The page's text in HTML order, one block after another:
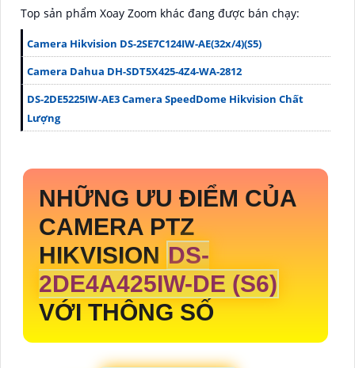
Top sản phẩm Xoay Zoom khác đang được bán chạy:
Camera Hikvision DS-2SE7C124IW-AE(32x/4)(S5)
Camera Dahua DH-SDT5X425-4Z4-WA-2812
DS-2DE5225IW-AE3 Camera SpeedDome Hikvision Chất
Lượng
NHỮNG ƯU ĐIỂM CỦA
CAMERA PTZ
HIKVISION DS-
2DE4A425IW-DE (S6)
VỚI THÔNG SỐ